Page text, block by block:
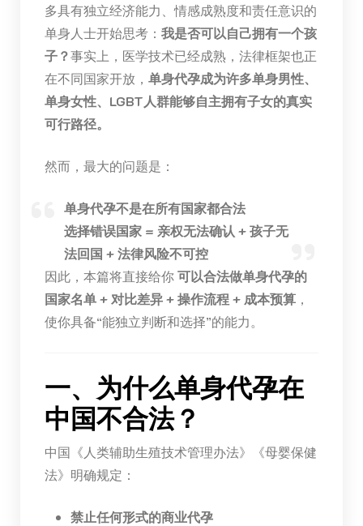
多具有独立经济能力、情感成熟度和责任意识的
单身人士开始思考： 我是否可以自己拥有一个孩
子？事实上，医学技术已经成熟，法律框架也正
在不同国家开放， 单身代孕成为许多单身男性、
单身女性、LGBT人群能够自主拥有子女的真实
可行路径。
然而，最大的问题是：
单身代孕不是在所有国家都合法
选择错误国家 = 亲权无法确认 + 孩子无
法回国 + 法律风险不可控
因此，本篇将直接给你可以合法做单身代孕的
国家名单 + 对比差异 + 操作流程 + 成本预算，
使你具备“能独立判断和选择”的能力。
一、为什么单身代孕在
中国不合法？
中国《人类辅助生殖技术管理办法》《母婴保健
法》明确规定：
禁止任何形式的商业代孕